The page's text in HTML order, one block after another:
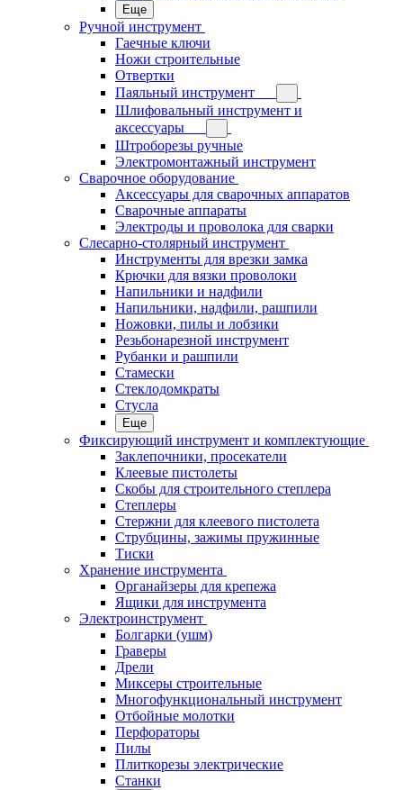
Еще
Ручной инструмент
Гаечные ключи
Ножи строительные
Отвертки
Паяльный инструмент
Шлифовальный инструмент и
аксессуары
Штроборезы ручные
Электромонтажный инструмент
Сварочное оборудование
Аксессуары для сварочных аппаратов
Сварочные аппараты
Электроды и проволока для сварки
Слесарно-столярный инструмент
Инструменты для врезки замка
Крючки для вязки проволоки
Напильники и надфили
Напильники, надфили, рашпили
Ножовки, пилы и лобзики
Резьбонарезной инструмент
Рубанки и рашпили
Стамески
Стеклодомкраты
Стусла
Еще
Фиксирующий инструмент и комплектующие
Заклепочники, просекатели
Клеевые пистолеты
Скобы для строительного степлера
Степлеры
Стержни для клеевого пистолета
Струбцины, зажимы пружинные
Тиски
Хранение инструмента
Органайзеры для крепежа
Ящики для инструмента
Электроинструмент
Болгарки (ушм)
Граверы
Дрели
Миксеры строительные
Многофункциональный инструмент
Отбойные молотки
Перфораторы
Пилы
Плиткорезы электрические
Станки